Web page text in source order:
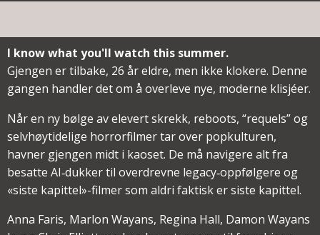
I know what you'll watch this summer.
Gjengen er tilbake, 26 år eldre, men ikke klokere. Denne
gangen handler det om å overleve nye, moderne klisjéer.
Når en ny bølge av elevert skrekk, reboots, “requels” og
selvhøytidelige horrorfilmer tar over popkulturen,
havner gjengen midt i kaoset. De må navigere alt fra
besatte AI‑dukker til overdrevne legacy‑oppfølgere og
«siste kapittel»-filmer som aldri faktisk er siste kapittel.
Anna Faris, Marlon Wayans, Regina Hall, Damon Wayans